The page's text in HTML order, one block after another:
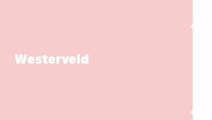
Westerveld